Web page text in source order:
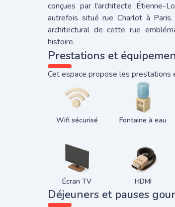
conçues par l'architecte Étienne-
autrefois situé rue Charlot à
architectural de cette rue
histoire.
Prestations et
Cet espace propose les prestations
Wifi sécurisé Fontaine à eau
Écran TV HDMI
Déjeuners et pauses